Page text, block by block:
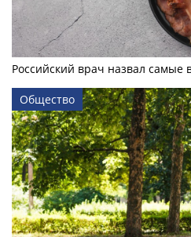
Российский врач назвал самые
Общество